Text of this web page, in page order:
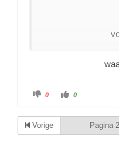
0 0
Vorige Pagina